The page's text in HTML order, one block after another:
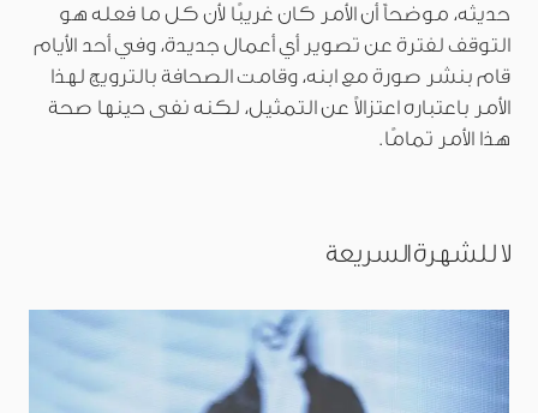
حديثه، موضحاً أن الأمر كان غريبًا لأن كل ما فعله هو
التوقف لفترة عن تصوير أي أعمال جديدة، وفي أحد الأيام
قام بنشر صورة مع ابنه، وقامت الصحافة بالترويج لهذا
الأمر باعتباره اعتزالاً عن التمثيل، لكنه نفى حينها صحة
هذا الأمر تمامًا.
لا للشهرة السريعة